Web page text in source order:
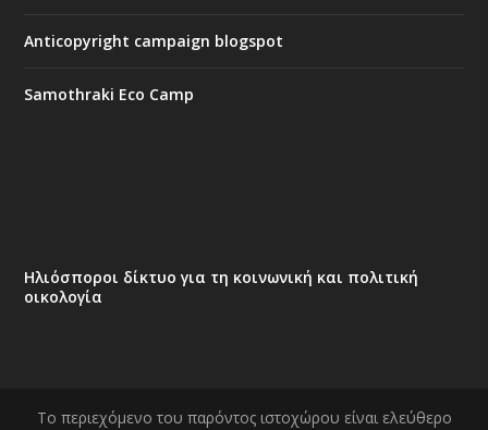
Anticopyright campaign blogspot
Samothraki Eco Camp
Ηλιόσποροι δίκτυο για τη κοινωνική και πολιτική
οικολογία
Το περιεχόμενο του παρόντος ιστοχώρου είναι ελεύθερο